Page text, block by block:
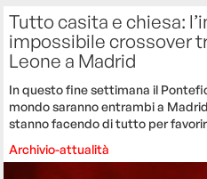
Tutto casita e chiesa:
impossibile crossover
Leone a Madrid
In questo fine settimana il
mondo saranno entrambi a
stanno facendo di tutto per
Archivio-attualità